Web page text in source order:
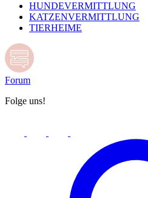
HUNDEVERMITTLUNG
KATZENVERMITTLUNG
TIERHEIME
Forum
Folge uns!